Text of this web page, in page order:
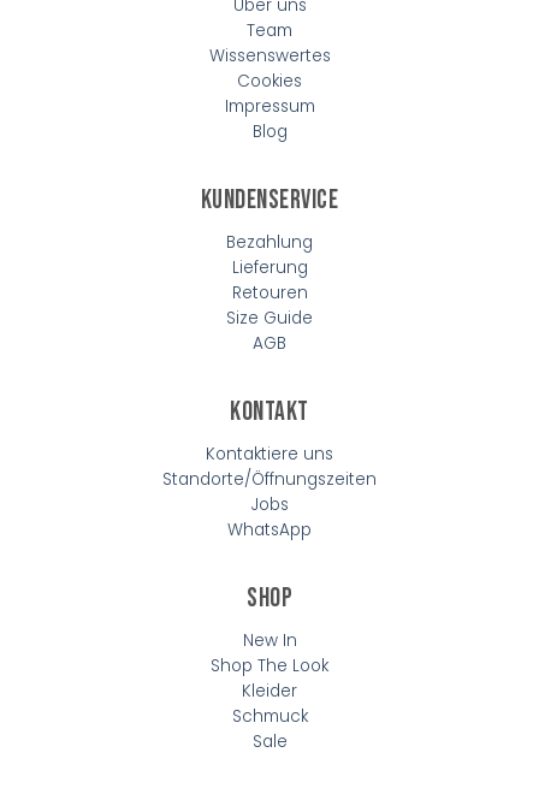
Über uns
Team
Wissenswertes
Cookies
Impressum
Blog
Kundenservice
Bezahlung
Lieferung
Retouren
Size Guide
AGB
Kontakt
Kontaktiere uns
Standorte/Öffnungszeiten
Jobs
WhatsApp
Shop
New In
Shop The Look
Kleider
Schmuck
Sale